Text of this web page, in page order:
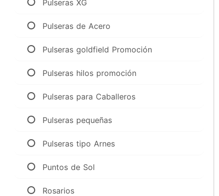
Pulseras XG
Pulseras de Acero
Pulseras goldfield Promoción
Pulseras hilos promoción
Pulseras para Caballeros
Pulseras pequeñas
Pulseras tipo Arnes
Puntos de Sol
Rosarios